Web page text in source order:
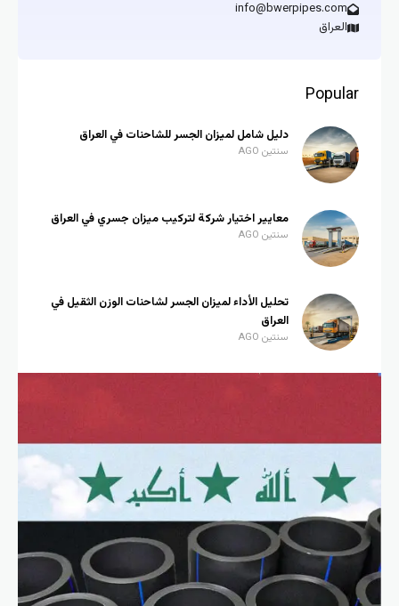
info@bwerpipes.com
العراق
Popular
دليل شامل لميزان الجسر للشاحنات في العراق
سنتين AGO
معايير اختيار شركة لتركيب ميزان جسري في العراق
سنتين AGO
تحليل الأداء لميزان الجسر لشاحنات الوزن الثقيل في
العراق
سنتين AGO